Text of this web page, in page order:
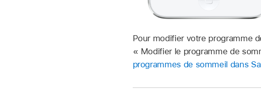
Pour modifier votre programme
« Modifier le programme de
programmes de sommeil dans